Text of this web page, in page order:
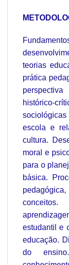
teorias
prática
histórico-
escola e
cultura.
moral e
para o
básica.
conceitos.
estudantil e
educação.
do